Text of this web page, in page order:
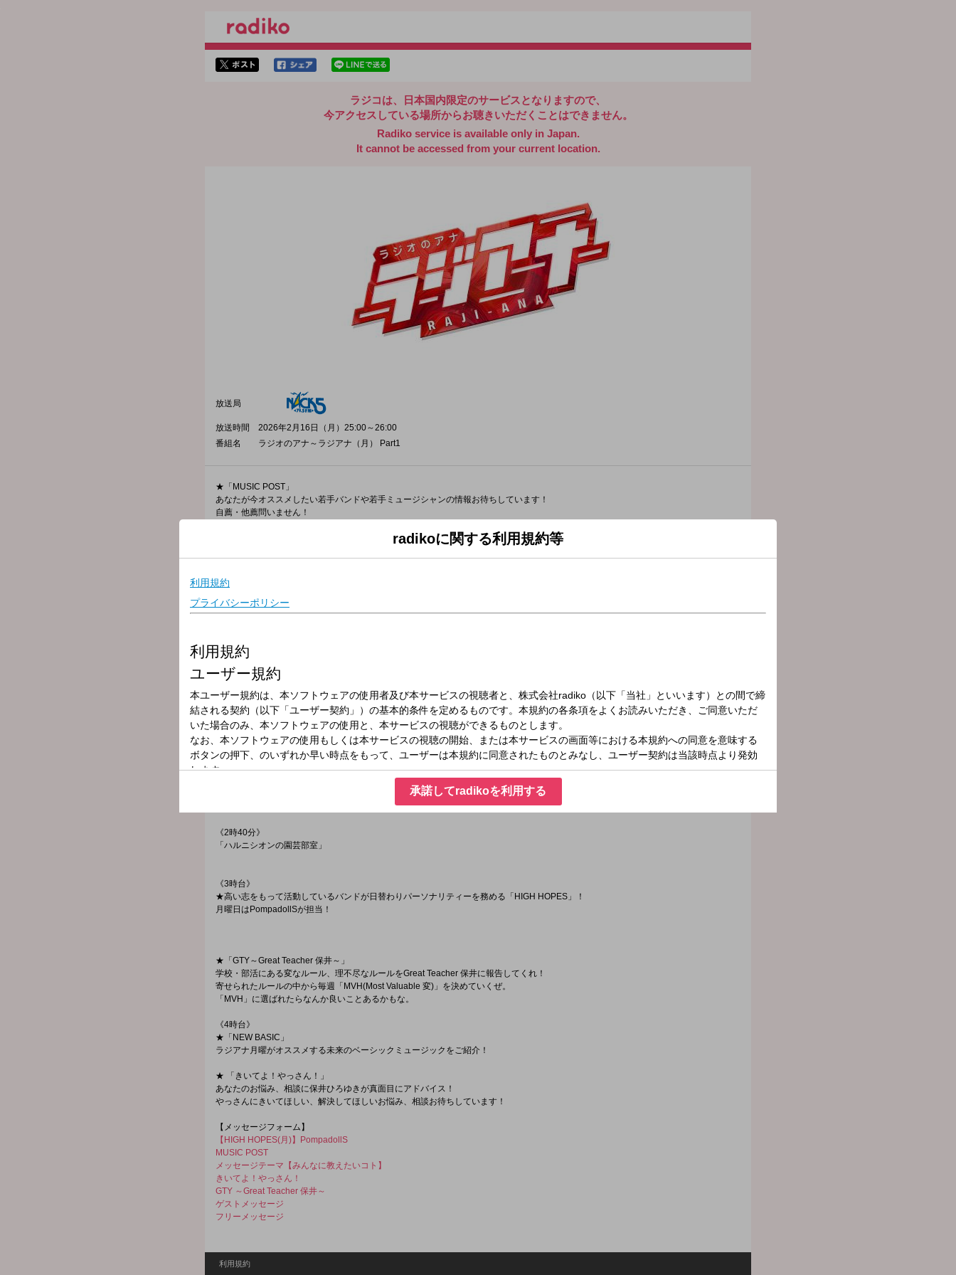
ラジコは、日本国内限定のサービスとなりますので、
今アクセスしている場所からお聴きいただくことはできません。
Radiko service is available only in Japan.
It cannot be accessed from your current location.
放送局
放送時間
2026年2月16日（月）25:00～26:00
番組名
ラジオのアナ～ラジアナ（月） Part1
★「MUSIC POST」
あなたが今オススメしたい若手バンドや若手ミュージシャンの情報お待ちしています！
自薦・他薦問いません！
【勘弁してくれよぉ～！】
急いでる朝に限って、靴下が片方だけ見当たらない。勘弁してくれよぉ～！
あなたが「勘弁してくれよぉ～！」となってしまった出来事教えて下さい。
《1時台》
先月、EP『コンプレックスは抜け出せない』をリリースした、3markets[ ]が登場！
《1時40分》
★「MXVのおしゃべリズム」
★まもなくリリースツアーがスタートする秩父発のバンド、ドラマカが登場！
《2時40分》
「ハルニシオンの園芸部室」
《3時台》
★高い志をもって活動しているバンドが日替わりパーソナリティーを務める「HIGH HOPES」！
月曜日はPompadollSが担当！
★「GTY～Great Teacher 保井～」
学校・部活にある変なルール、理不尽なルールをGreat Teacher 保井に報告してくれ！
寄せられたルールの中から毎週「MVH(Most Valuable 変)」を決めていくぜ。
「MVH」に選ばれたらなんか良いことあるかもな。
《4時台》
★「NEW BASIC」
ラジアナ月曜がオススメする未来のベーシックミュージックをご紹介！
★ 「きいてよ！やっさん！」
あなたのお悩み、相談に保井ひろゆきが真面目にアドバイス！
やっさんにきいてほしい、解決してほしいお悩み、相談お待ちしています！
【メッセージフォーム】
【HIGH HOPES(月)】PompadollS
MUSIC POST
メッセージテーマ【みんなに教えたいコト】
きいてよ！やっさん！
GTY ～Great Teacher 保井～
ゲストメッセージ
フリーメッセージ
利用規約
radikoに関する利用規約等
承諾してradikoを利用する